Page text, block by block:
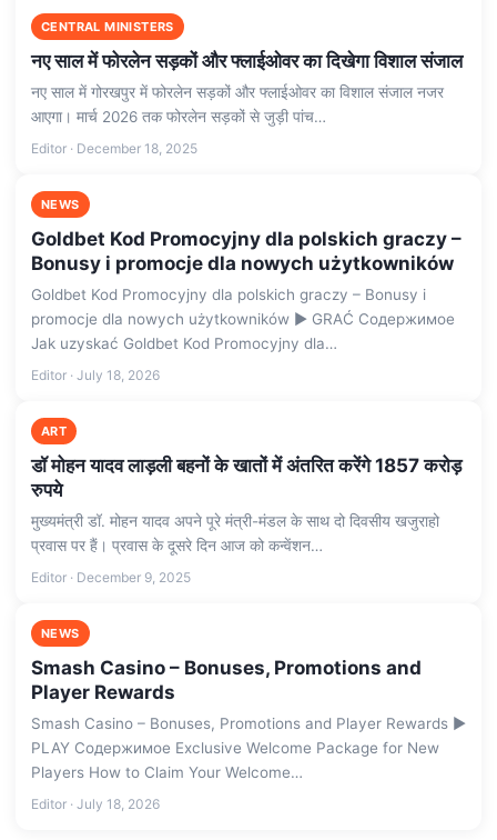
CENTRAL MINISTERS
नए साल में फोरलेन सड़कों और फ्लाईओवर का दिखेगा विशाल संजाल
नए साल में गोरखपुर में फोरलेन सड़कों और फ्लाईओवर का विशाल संजाल नजर
आएगा। मार्च 2026 तक फोरलेन सड़कों से जुड़ी पांच…
Editor · December 18, 2025
NEWS
Goldbet Kod Promocyjny dla polskich graczy –
Bonusy i promocje dla nowych użytkowników
Goldbet Kod Promocyjny dla polskich graczy – Bonusy i
promocje dla nowych użytkowników ▶️ GRAĆ Содержимое
Jak uzyskać Goldbet Kod Promocyjny dla…
Editor · July 18, 2026
ART
डॉ मोहन यादव लाड़ली बहनों के खातों में अंतरित करेंगे 1857 करोड़
रुपये
मुख्यमंत्री डॉ. मोहन यादव अपने पूरे मंत्री-मंडल के साथ दो दिवसीय खजुराहो
प्रवास पर हैं। प्रवास के दूसरे दिन आज को कन्वेंशन…
Editor · December 9, 2025
NEWS
Smash Casino – Bonuses, Promotions and
Player Rewards
Smash Casino – Bonuses, Promotions and Player Rewards ▶️
PLAY Содержимое Exclusive Welcome Package for New
Players How to Claim Your Welcome…
Editor · July 18, 2026